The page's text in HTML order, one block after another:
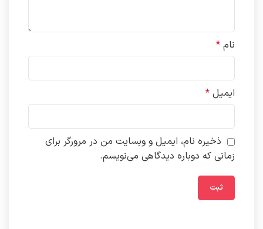
نام *
ایمیل *
ذخیره نام، ایمیل و وبسایت من در مرورگر برای
زمانی که دوباره دیدگاهی می‌نویسم.